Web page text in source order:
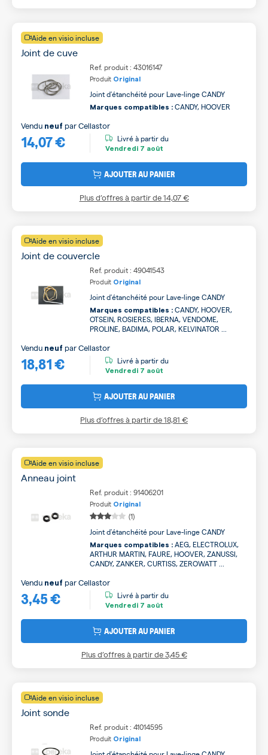
Aide en visio incluse
Joint de cuve
Ref. produit : 43016147
Produit Original
Joint d'étanchéité pour Lave-linge CANDY
Marques compatibles : CANDY, HOOVER
14,07 €
Vendu neuf parCellastor
Livré à partir du
Vendredi 7 août
AJOUTER AU PANIER
Plus d’offres à partir de14,07 €
Aide en visio incluse
Joint de couvercle
Ref. produit : 49041543
Produit Original
Joint d'étanchéité pour Lave-linge CANDY
Marques compatibles : CANDY, HOOVER,
OTSEIN, ROSIERES, IBERNA, VENDOME,
PROLINE, BADIMA, POLAR, KELVINATOR ...
18,81 €
Vendu neuf parCellastor
Livré à partir du
Vendredi 7 août
AJOUTER AU PANIER
Plus d’offres à partir de18,81 €
Aide en visio incluse
Anneau joint
Ref. produit : 91406201
Produit Original
(1)
Joint d'étanchéité pour Lave-linge CANDY
Marques compatibles : AEG, ELECTROLUX,
ARTHUR MARTIN, FAURE, HOOVER, ZANUSSI,
CANDY, ZANKER, CURTISS, ZEROWATT ...
3,45 €
Vendu neuf parCellastor
Livré à partir du
Vendredi 7 août
AJOUTER AU PANIER
Plus d’offres à partir de3,45 €
Aide en visio incluse
Joint sonde
Ref. produit : 41014595
Produit Original